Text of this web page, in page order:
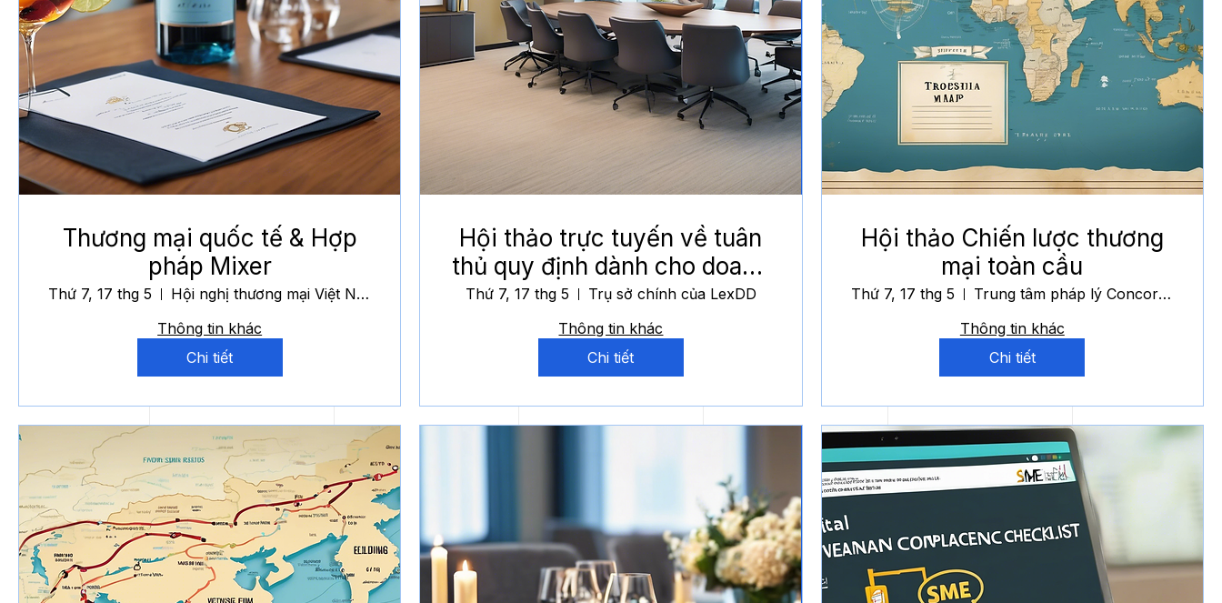
Thương mại quốc tế & Hợp
pháp Mixer
Thứ 7, 17 thg 5
Hội nghị thương mại Việt Nam
Thông tin khác
Chi tiết
Hội thảo trực tuyến về tuân
thủ quy định dành cho doanh
nghiệp vừa và nhỏ
Thứ 7, 17 thg 5
Trụ sở chính của LexDD
Thông tin khác
Chi tiết
Hội thảo Chiến lược thương
mại toàn cầu
Thứ 7, 17 thg 5
Trung tâm pháp lý Concorde
Thông tin khác
Chi tiết